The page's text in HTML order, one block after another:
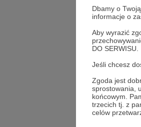
Dbamy o
informacje o
Aby wyrazić
DO SERWISU.
Jeśli chcesz
Zgoda jest
sprostowania,
końcowym.
trzecich tj. z
celów